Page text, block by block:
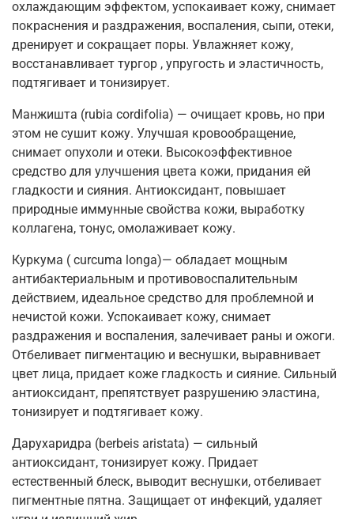
охлаждающим эффектом, успокаивает кожу, снимает
покраснения и раздражения, воспаления, сыпи, отеки,
дренирует и сокращает поры. Увлажняет кожу,
восстанавливает тургор , упругость и эластичность,
подтягивает и тонизирует.
Манжишта (rubia cordifolia) — очищает кровь, но при
этом не сушит кожу. Улучшая кровообращение,
снимает опухоли и отеки. Высокоэффективное
средство для улучшения цвета кожи, придания ей
гладкости и сияния. Антиоксидант, повышает
природные иммунные свойства кожи, выработку
коллагена, тонус, омолаживает кожу.
Куркума ( curcuma longa)— обладает мощным
антибактериальным и противовоспалительным
действием, идеальное средство для проблемной и
нечистой кожи. Успокаивает кожу, снимает
раздражения и воспаления, залечивает раны и ожоги.
Отбеливает пигментацию и веснушки, выравнивает
цвет лица, придает коже гладкость и сияние. Сильный
антиоксидант, препятствует разрушению эластина,
тонизирует и подтягивает кожу.
Дарухаридра (berbeis aristata) — сильный
антиоксидант, тонизирует кожу. Придает
естественный блеск, выводит веснушки, отбеливает
пигментные пятна. Защищает от инфекций, удаляет